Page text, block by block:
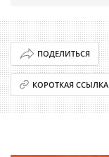
ПОДЕЛИТЬСЯ
КОРОТКАЯ ССЫЛКА